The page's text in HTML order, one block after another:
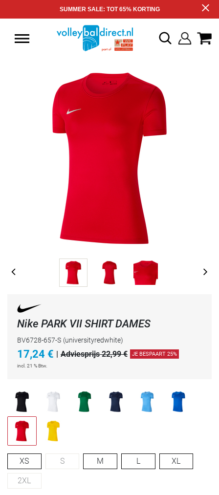
SUMMER SALE: TOT 65% KORTING
Nike PARK VII SHIRT DAMES
BV6728-657-S (universityredwhite)
17,24 € | Adviesprijs 22,99 € JE BESPAART 25%
incl. 21 % Btw.
XS S M L XL
2XL